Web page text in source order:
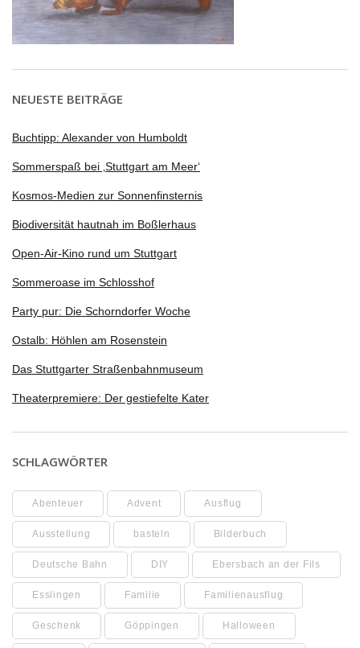
NEUESTE BEITRÄGE
Buchtipp: Alexander von Humboldt
Sommerspaß bei ‚Stuttgart am Meer‘
Kosmos-Medien zur Sonnenfinsternis
Biodiversität hautnah im Boßlerhaus
Open-Air-Kino rund um Stuttgart
Sommeroase im Schlosshof
Party pur: Die Schorndorfer Woche
Ostalb: Höhlen am Rosenstein
Das Stuttgarter Straßenbahnmuseum
Theaterpremiere: Der gestiefelte Kater
SCHLAGWÖRTER
Abenteuer Advent Ausflug
Ausstellung basteln Bilderbuch
Deutsche Bahn DIY Ebersbach an der Fils
Esslingen Familie Familienausflug
Geschenk Göppingen Halloween